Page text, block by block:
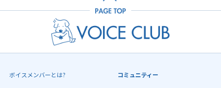
ボイスメンバーとは? コミュニティー